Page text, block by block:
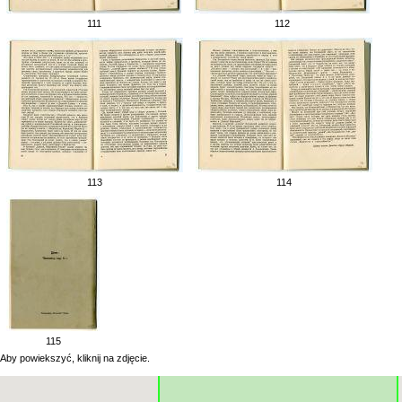
111 112
113 114
115
Aby powiekszyć, kliknij na zdjęcie.